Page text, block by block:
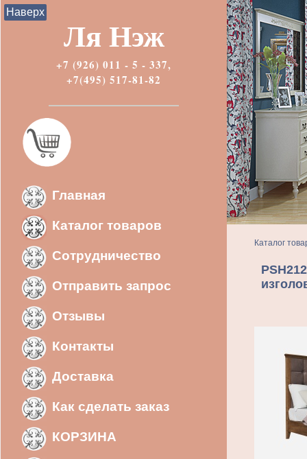
Ля Нэж
+7 (926) 011 - 5 - 337,
+7(495) 517-81-82
Главная
Каталог товаров
Сотрудничество
Отправить запрос
Отзывы
Контакты
Доставка
Как сделать заказ
КОРЗИНА
Каталог
Наверх